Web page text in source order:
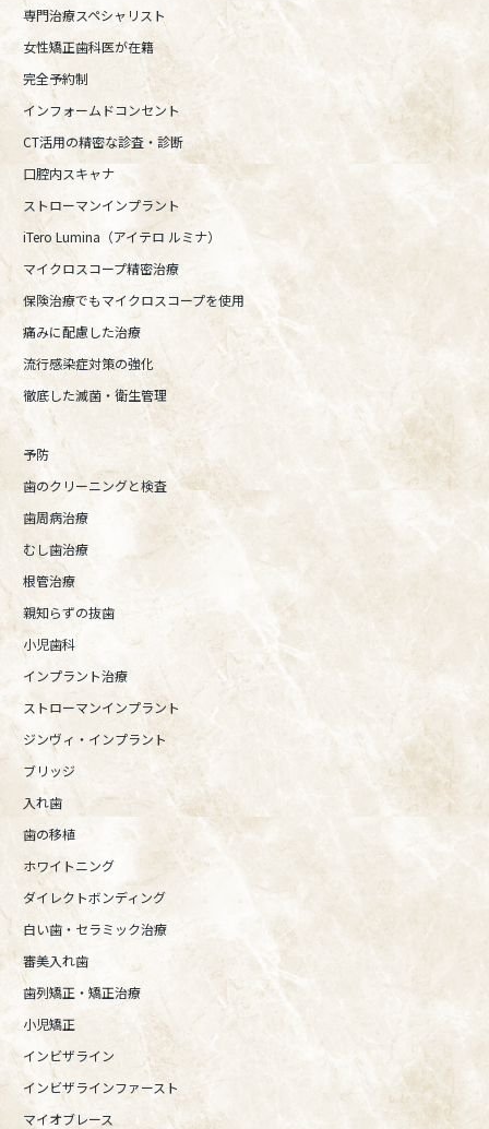
専門治療スペシャリスト
女性矯正歯科医が在籍
完全予約制
インフォームドコンセント
CT活用の精密な診査・診断
口腔内スキャナ
ストローマンインプラント
iTero Lumina（アイテロ ルミナ）
マイクロスコープ精密治療
保険治療でもマイクロスコープを使用
痛みに配慮した治療
流行感染症対策の強化
徹底した滅菌・衛生管理
予防
歯のクリーニングと検査
歯周病治療
むし歯治療
根管治療
親知らずの抜歯
小児歯科
インプラント治療
ストローマンインプラント
ジンヴィ・インプラント
ブリッジ
入れ歯
歯の移植
ホワイトニング
ダイレクトボンディング
白い歯・セラミック治療
審美入れ歯
歯列矯正・矯正治療
小児矯正
インビザライン
インビザラインファースト
マイオブレース